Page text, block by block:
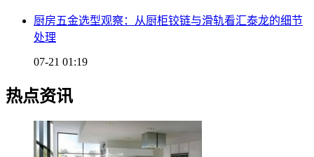
厨房五金选型观察：从厨柜铰链与滑轨看汇泰龙的细节
处理
07-21 01:19
热点资讯